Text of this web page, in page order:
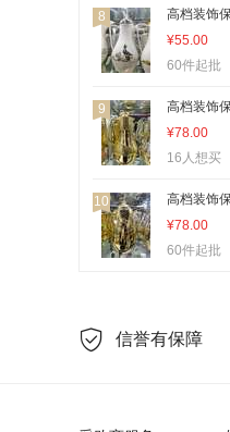
8
¥55.00
60件起批
9
¥78.00
16人想买
10
¥78.00
60件起批